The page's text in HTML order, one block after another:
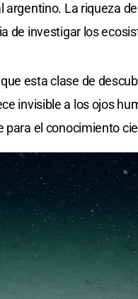
La riqueza
de investigar los
esta clase de
invisible a los ojos
para el conocimiento